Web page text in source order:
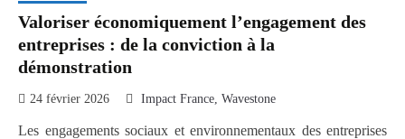
Valoriser économiquement l’engagement des
entreprises : de la conviction à la
démonstration
24 février 2026 Impact France Wavestone
Les engagements sociaux et environnementaux des entreprises